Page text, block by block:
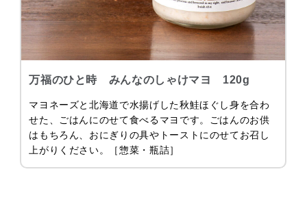
万福のひと時 みんなのしゃけマヨ 120g
マヨネーズと北海道で水揚げした秋鮭ほぐし身を合わ
せた、ごはんにのせて食べるマヨです。ごはんのお供
はもちろん、おにぎりの具やトーストにのせてお召し
上がりください。［惣菜・瓶詰］